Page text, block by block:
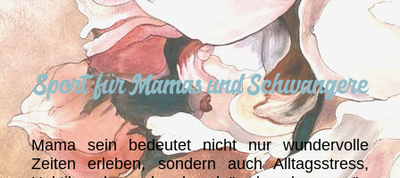
Mama sein bedeutet nicht nur wundervolle
Zeiten erleben, sondern auch Alltagsstress,